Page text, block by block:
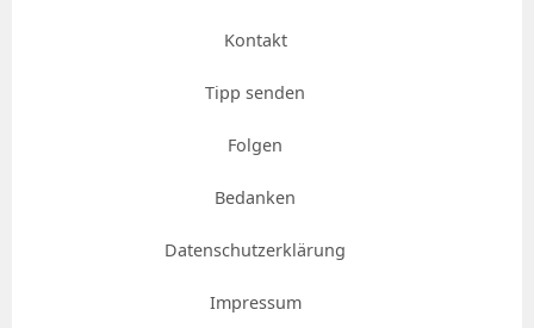
Kontakt
Tipp senden
Folgen
Bedanken
Datenschutzerklärung
Impressum